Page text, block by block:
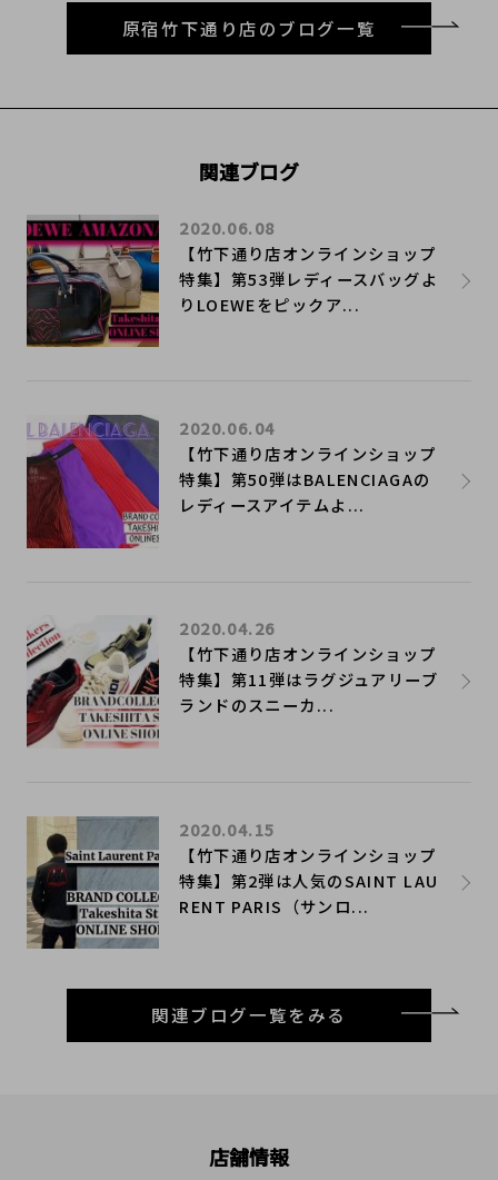
原宿竹下通り店のブログ一覧
関連ブログ
【竹下通り店オンラインショップ
特集】第53弾レディースバッグよ
りLOEWEをピックア...
2020.06.08
【竹下通り店オンラインショップ
特集】第50弾はBALENCIAGAの
レディースアイテムよ...
2020.06.04
【竹下通り店オンラインショップ
特集】第11弾はラグジュアリーブ
ランドのスニーカ...
2020.04.26
【竹下通り店オンラインショップ
特集】第2弾は人気のSAINT LAU
RENT PARIS（サンロ...
2020.04.15
関連ブログ一覧をみる
店舗情報